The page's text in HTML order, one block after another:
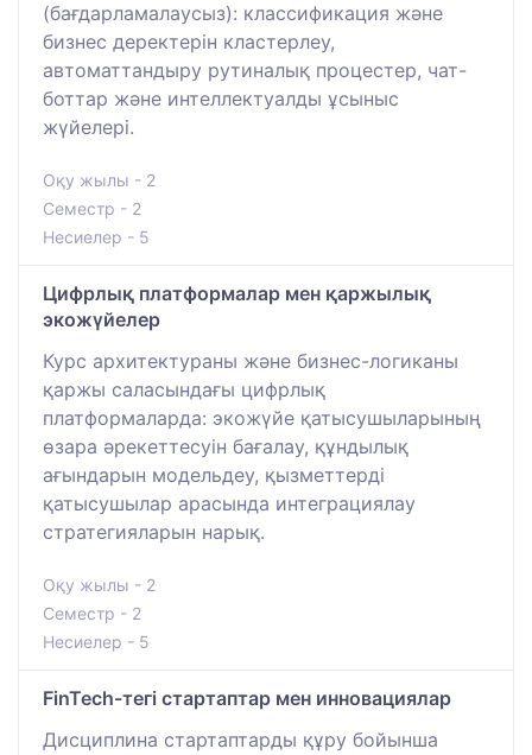
(бағдарламалаусыз): классификация және
бизнес деректерін кластерлеу,
автоматтандыру рутиналық процестер, чат-
боттар және интеллектуалды ұсыныс
жүйелері.
Оқу жылы - 2
Семестр - 2
Несиелер - 5
Цифрлық платформалар мен қаржылық
экожүйелер
Курс архитектураны және бизнес-логиканы
қаржы саласындағы цифрлық
платформаларда: экожүйе қатысушыларының
өзара әрекеттесуін бағалау, құндылық
ағындарын модельдеу, қызметтерді
қатысушылар арасында интеграциялау
стратегияларын нарық.
Оқу жылы - 2
Семестр - 2
Несиелер - 5
FinTech-тегі стартаптар мен инновациялар
Дисциплина стартаптарды құру бойынша